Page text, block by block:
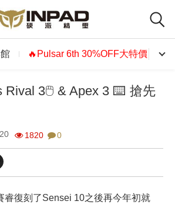
🔥Pulsar 6th 30%OFF大特價🔥
Rival 3🖱 & Apex 3 ⌨ 搶先
1820 0
復刻了Sensei 10之後再今年初就